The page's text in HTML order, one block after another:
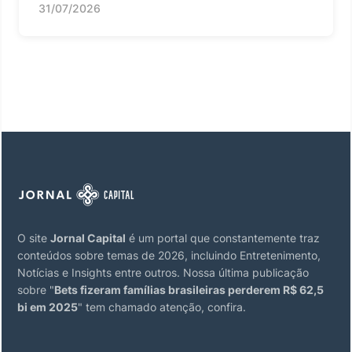
31/07/2026
O site Jornal Capital é um portal que constantemente traz
conteúdos sobre temas de 2026, incluindo Entretenimento,
Notícias e Insights entre outros. Nossa última publicação
sobre "Bets fizeram famílias brasileiras perderem R$ 62,5
bi em 2025" tem chamado atenção, confira.